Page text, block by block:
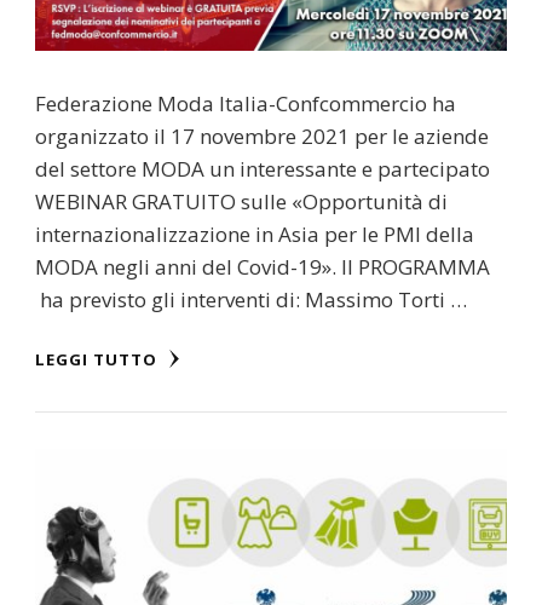
Federazione Moda Italia-Confcommercio ha
organizzato il 17 novembre 2021 per le aziende
del settore MODA un interessante e partecipato
WEBINAR GRATUITO sulle «Opportunità di
internazionalizzazione in Asia per le PMI della
MODA negli anni del Covid-19». Il PROGRAMMA
ha previsto gli interventi di: Massimo Torti …
LEGGI TUTTO